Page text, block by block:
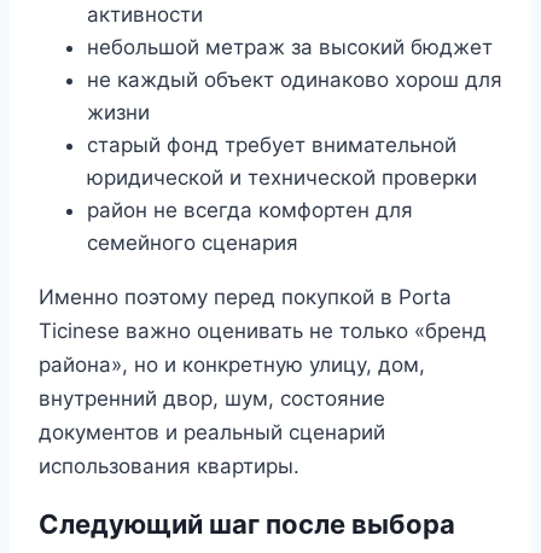
активности
небольшой метраж за высокий бюджет
не каждый объект одинаково хорош для
жизни
старый фонд требует внимательной
юридической и технической проверки
район не всегда комфортен для
семейного сценария
Именно поэтому перед покупкой в Porta
Ticinese важно оценивать не только «бренд
района», но и конкретную улицу, дом,
внутренний двор, шум, состояние
документов и реальный сценарий
использования квартиры.
Следующий шаг после выбора